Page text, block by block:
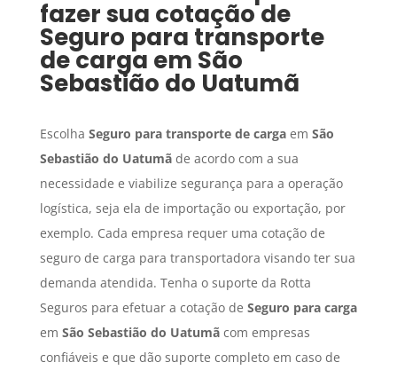
fazer sua cotação de
Seguro para transporte
de carga em São
Sebastião do Uatumã
Escolha Seguro para transporte de cargaem São
Sebastião do Uatumãde acordo com a sua
necessidade e viabilize segurança para a operação
logística, seja ela de importação ou exportação, por
exemplo. Cada empresa requer uma cotação de
seguro de carga para transportadora visando ter sua
demanda atendida. Tenha o suporte da Rotta
Seguros para efetuar a cotação de Seguro para carga
em São Sebastião do Uatumãcom empresas
confiáveis e que dão suporte completo em caso de